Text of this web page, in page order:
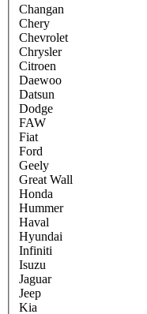
Changan
Chery
Chevrolet
Chrysler
Citroen
Daewoo
Datsun
Dodge
FAW
Fiat
Ford
Geely
Great Wall
Honda
Hummer
Haval
Hyundai
Infiniti
Isuzu
Jaguar
Jeep
Kia